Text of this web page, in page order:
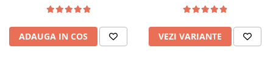
ADAUGA IN COS VEZI VARIANTE